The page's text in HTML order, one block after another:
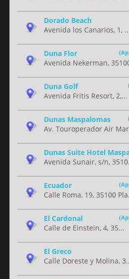
Dorado Beach
Avenida los Canarios, 1,
Duna Flor
Avenida Nekerman,
Duna Golf
Avenida Fritis Resort, 2,...
Dunas Maspalomas
Av. Touroperador Air
Dunas Suite Hotel
Avenida Sunair, s/n,
Ecuador
Calle Roma, 19, 35100
El Cardonal
Calle de Einstein, 4, 35...
El Greco
Calle Doreste y Molina,